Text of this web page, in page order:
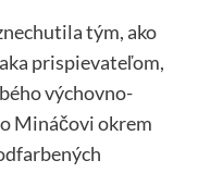
tým, ako
prispievateľom,
výchovno-
Mináčovi okrem